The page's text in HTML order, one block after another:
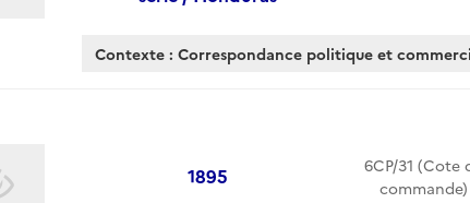
Contexte : Correspondance politique et
1895
6CP/31 (Cote
commande)